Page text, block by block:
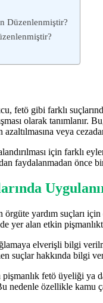
Düzenlenmiştir?
fetö gibi farklı
olarak tanımlanır.
veya
için farklı
faydalanmadan önce
yardım suçları
yer alan etkin
elverişli bilgi
suçlar hakkında bilgi
fetö üyeliği
nedenle özellikle kamu